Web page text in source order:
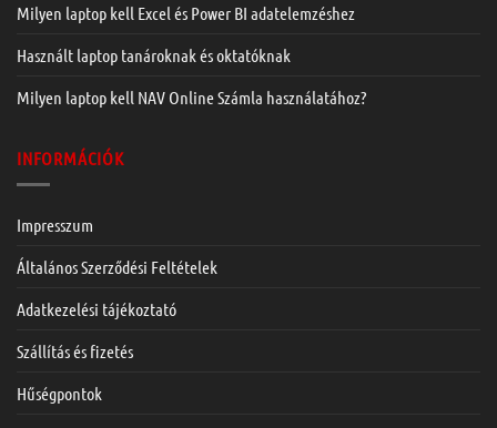
Milyen laptop kell Excel és Power BI adatelemzéshez
Használt laptop tanároknak és oktatóknak
Milyen laptop kell NAV Online Számla használatához?
INFORMÁCIÓK
Impresszum
Általános Szerződési Feltételek
Adatkezelési tájékoztató
Szállítás és fizetés
Hűségpontok